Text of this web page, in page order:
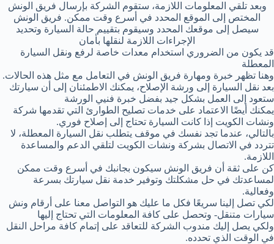
وبعد تلقي المعلومات اللازمة، ستقوم الشركة بإرسال فريق الونش
المختص إلى الموقع المحدد في أسرع وقت ممكن. فريق الونش
سيصل إلى موقعك المحدد وسيقوم بتقييم حالة السيارة وتحديد
الإجراءات اللازمة لنقلها بأمان
قد يكون من الضروري استخدام معدات خاصة لرفع ونقل السيارة
المعطلة
وهنا تظهر خبرة ومهارة فريق الونش في التعامل مع مثل هذه الحالات.
بعد نقل السيارة إلى ورشة الإصلاح، يمكنك الاطمئنان إلى أن سيارتك
ستعود إلى العمل بشكل جيد بفضل خبرة فنيي الورشة
يمكنك أيضًا الاعتماد على خدمات تصليح الطوارئ التي تقدمها شركة
ونشات الكويت إذا كانت السيارة تحتاج إلى إصلاح فوري.
بالتالي، عندما تجد نفسك في موقف يتطلب نقل السيارة المعطلة، لا
تتردد في الاتصال بشركة ونشات الكويت لتلقي الدعم والمساعدة
اللازمة.
كن على ثقة أن فريق الونش سيكون بجانبك في أسرع وقت ممكن
لمساعدتك في حل مشكلتك وتوفير خدمة نقل سيارتك بسرعة
وفعالية.
لكي تصل إلينا سريعًا فكل ما عليك هو التواصل معنا على أرقام ونش
سيارات متنقل- وتحصل على كافة المعلومات التي تحتاج إليها
ولكي يصل إليك مندوب الشركة للتعاقد على إتمام كافة مراحل النقل
في الوقت الذي تحدده.